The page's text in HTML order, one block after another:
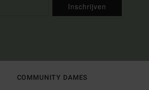
Inschrijven
COMMUNITY DAMES